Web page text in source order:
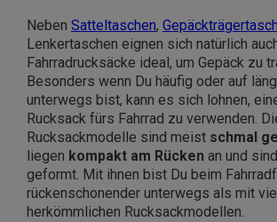
Neben Satteltaschen,
Lenkertaschen eignen sich natürlich
Fahrradrucksäcke ideal, um Gepäck zu
Besonders wenn Du häufig oder auf
unterwegs bist, kann es sich lohnen,
Rucksack fürs Fahrrad zu verwenden.
Rucksackmodelle sind meist schmal
liegen kompakt am Rücken an und sind
geformt. Mit ihnen bist Du beim
rückenschonender unterwegs als mit
herkömmlichen Rucksackmodellen.